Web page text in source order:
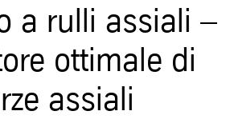
a rulli assiali –
ottimale di
assiali